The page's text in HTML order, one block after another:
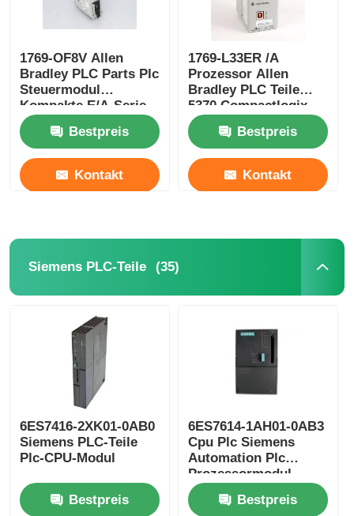
1769-OF8V Allen
Bradley PLC Parts Plc
Steuermodul
Kompakte E/A-Serie
Bestpreis
Kontakt
1769-L33ER /A
Prozessor Allen
Bradley PLC Teile
5370 Compactlogix
Ethernet Modul2MB
Bestpreis
Kontakt
Siemens PLC-Teile (35)
6ES7416-2XK01-0AB0
Siemens PLC-Teile
Plc-CPU-Modul
Bestpreis
6ES7614-1AH01-0AB3
Cpu Plc Siemens
Automation Plc
Prozessormodul
Bestpreis